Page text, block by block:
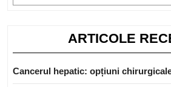
ARTICOLE
Cancerul hepatic: opțiuni